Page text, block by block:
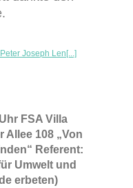
Joseph Len[...]
FSA Villa
Allee 108 „Von
Referent:
Umwelt und
erbeten)